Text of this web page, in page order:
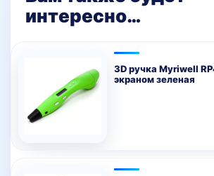
интересно…
3D ручка Myriwell
экраном зеленая